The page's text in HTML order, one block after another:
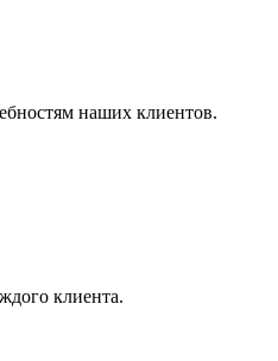
наших клиентов.
клиента.